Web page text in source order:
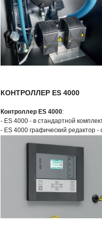
КОНТРОЛЛЕР ES 4000
Контроллер ES 4000:
- ES 4000 - в стандартной
- ES 4000 графический редактор